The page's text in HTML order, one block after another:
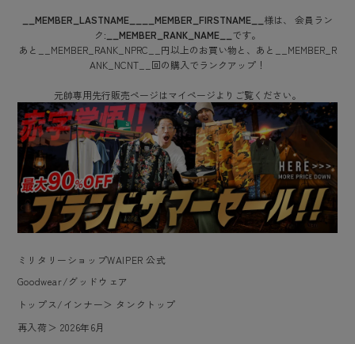
__MEMBER_LASTNAME__ __MEMBER_FIRSTNAME__ 様は、
会員ラン
ク: __MEMBER_RANK_NAME__ です。
あと
__MEMBER_RANK_NPRC__ 円以上のお買い物と、あと
__MEMBER_R
ANK_NCNT__ 回の購入でランクアップ！
元帥専用先行販売ページはマイページよりご覧ください。
ミリタリーショップWAIPER 公式
Goodwear/グッドウェア
トップス/インナー＞ タンクトップ
再入荷＞ 2026年6月